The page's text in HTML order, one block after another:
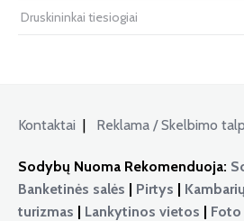
Druskininkai tiesiogiai
Kontaktai | Reklama / Skelbimo
Sodybų Nuoma Rekomenduoja:
Banketinės salės | Pirtys |
turizmas | Lankytinos vietos |